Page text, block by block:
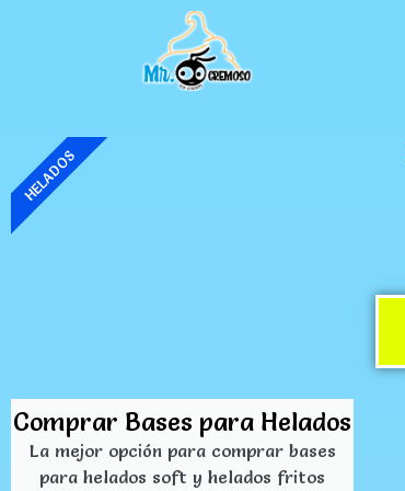
Comprar Bases para Helados
La mejor opción para comprar bases
para helados soft y helados fritos
HELADOS